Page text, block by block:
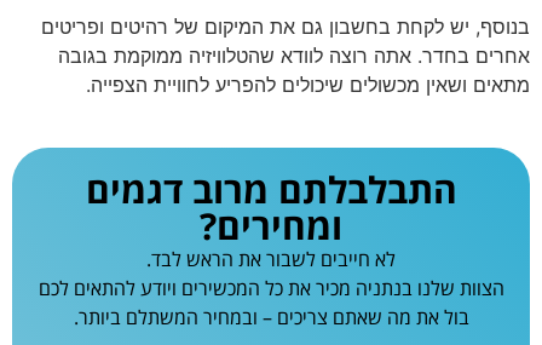
בנוסף, יש לקחת בחשבון גם את המיקום של רהיטים ופריטים
אחרים בחדר. אתה רוצה לוודא שהטלוויזיה ממוקמת בגובה
מתאים ושאין מכשולים שיכולים להפריע לחוויית הצפייה.
התבלבלתם מרוב דגמים
ומחירים?
לא חייבים לשבור את הראש לבד.
הצוות שלנו בנתניה מכיר את כל המכשירים ויודע להתאים לכם
בול את מה שאתם צריכים – ובמחיר המשתלם ביותר.